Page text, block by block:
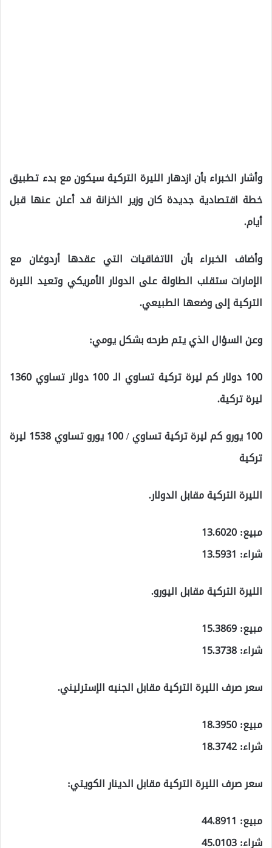
وأشار الخبراء بأن ازدهار الليرة التركية سيكون مع بدء تطبيق
خطة اقتصادية جديدة كان وزير الخزانة قد أعلن عنها قبل
أيام.
وأضاف الخبراء بأن الاتفاقيات التي عقدها أردوغان مع
الإمارات ستقلب الطاولة على الدولار الأمريكي وتعيد الليرة
التركية إلى وضعها الطبيعي.
وعن السؤال الذي يتم طرحه بشكل يومي:
100 دولار كم ليرة تركية تساوي الـ 100 دولار تساوي 1360
ليرة تركية.
100 يورو كم ليرة تركية تساوي / 100 يورو تساوي 1538 ليرة
تركية
الليرة التركية مقابل الدولار.
مبيع: 13.6020
شراء: 13.5931
الليرة التركية مقابل اليورو.
مبيع: 15.3869
شراء: 15.3738
سعر صرف الليرة التركية مقابل الجنيه الإسترليني.
مبيع: 18.3950
شراء: 18.3742
سعر صرف الليرة التركية مقابل الدينار الكويتي:
مبيع: 44.8911
شراء: 45.0103